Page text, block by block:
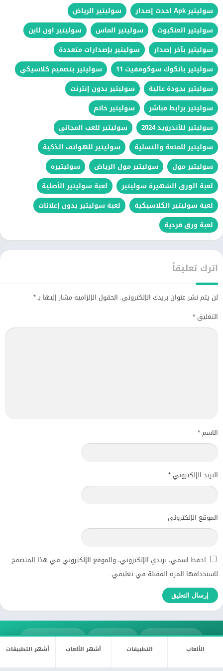
سوليتير Apk احدث إصدار
سوليتير الرياض
سوليتير العنكبوت
سوليتير الماس
سوليتير اون لاين
سوليتير بآخر إصدار
سوليتير بإصدارات متعددة
سوليتير بانكوك سوكومفيت 11
سوليتير بتصميم كلاسيكي
سوليتير بجودة عالية
سوليتير بدون إنترنت
سوليتير برابط مباشر
سوليتير خاتم
سوليتير للأندرويد 2024
سوليتير للعب المجاني
سوليتير للمتعة والتسلية
سوليتير للهواتف الذكية
سوليتير مول
سوليتير مول الرياض
سوليتيره
لعبة الورق الشهيرة سوليتير
لعبة سوليتير الأصلية
لعبة سوليتير الكلاسيكية
لعبة سوليتير بدون إعلانات
لعبة ورق فردية
اترك تعليقاً
لن يتم نشر عنوان بريدك الإلكتروني. الحقول الإلزامية مشار إليها بـ*
التعليق *
الاسم*
البريد الإلكتروني *
الموقع الإلكتروني
احفظ اسمي، بريدي الإلكتروني، والموقع الإلكتروني في هذا المتصفح
لاستخدامها المرة المقبلة في تعليقي.
فيسبوك تويتر
إنستغرام
لينكد إن
الألعاب التطبيقات أشهر الألعاب أشهر التطبيقات